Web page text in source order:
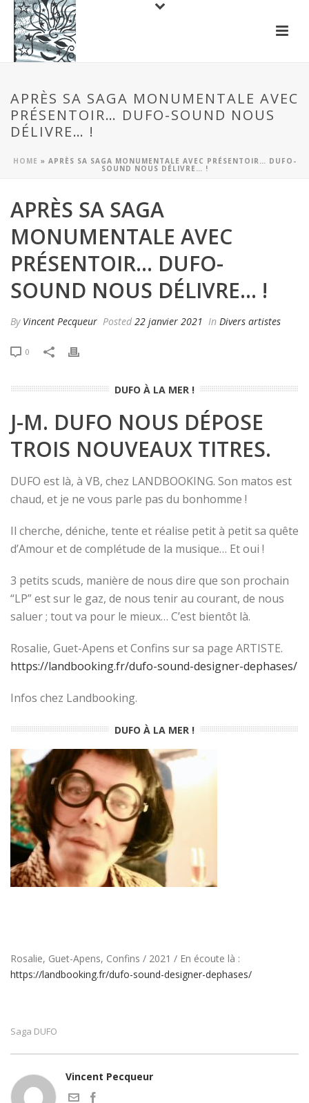
APRÈS SA SAGA MONUMENTALE AVEC
PRÉSENTOIR… DUFO-SOUND NOUS
DÉLIVRE… !
HOME » APRÈS SA SAGA MONUMENTALE AVEC PRÉSENTOIR… DUFO-
SOUND NOUS DÉLIVRE… !
APRÈS SA SAGA
MONUMENTALE AVEC
PRÉSENTOIR… DUFO-
SOUND NOUS DÉLIVRE… !
By Vincent Pecqueur Posted 22 janvier 2021 In Divers artistes
0
DUFO À LA MER !
J-M. DUFO NOUS DÉPOSE
TROIS NOUVEAUX TITRES.
DUFO est là, à VB, chez LANDBOOKING. Son matos est
chaud, et je ne vous parle pas du bonhomme !
Il cherche, déniche, tente et réalise petit à petit sa quête
d’Amour et de complétude de la musique… Et oui !
3 petits scuds, manière de nous dire que son prochain
“LP” est sur le gaz, de nous tenir au courant, de nous
saluer ; tout va pour le mieux… C’est bientôt là.
Rosalie, Guet-Apens et Confins sur sa page ARTISTE.
https://landbooking.fr/dufo-sound-designer-dephases/
Infos chez Landbooking.
DUFO À LA MER !
Rosalie, Guet-Apens, Confins / 2021 / En écoute là :
https://landbooking.fr/dufo-sound-designer-dephases/
Saga DUFO
Vincent Pecqueur